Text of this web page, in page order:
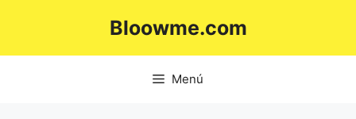
Bloowme.com
Menú